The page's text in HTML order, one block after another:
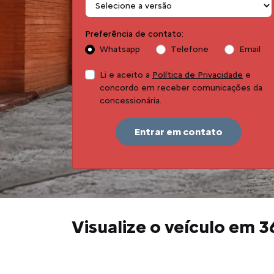
Preferência de contato:
Whatsapp
Telefone Email
Li e aceito a Política de Privacidade e
concordo em receber comunicações da
concessionária.
Entrar em contato
Visualize o veículo em